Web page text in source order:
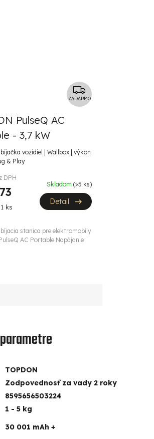
Z
A
M
ZADARMO
PulseQ AC
- 3,7 kW
vozidiel | Wallbox | výkon
& Play
DPH
ks
Skladom (>5 ks)
Detail
stanica pre elektromobily
AC Portable Napájanie
TOPDON
Zodpovednosť za vady 2 roky
8595656503224
1 - 5 kg
30 001 mAh +